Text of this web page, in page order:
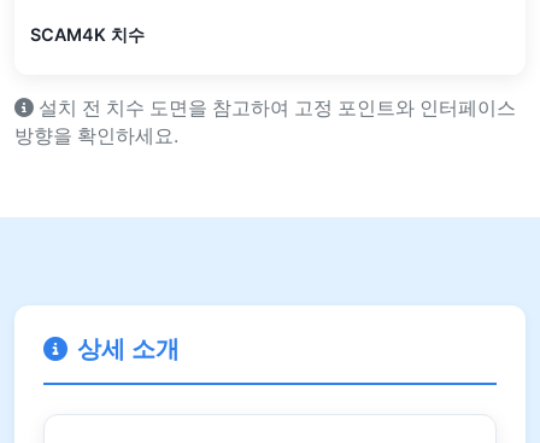
SCAM4K 치수
설치 전 치수 도면을 참고하여 고정 포인트와 인터페이스
방향을 확인하세요.
상세 소개